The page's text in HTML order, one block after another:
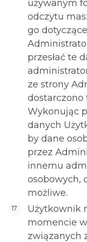
używanym
odczytu
go
przesłać te
ze strony
dostarczono
Wykonując
danych
by dane
przez
innemu
osobowych,
możliwe.
Użytkownik
momencie
związanych